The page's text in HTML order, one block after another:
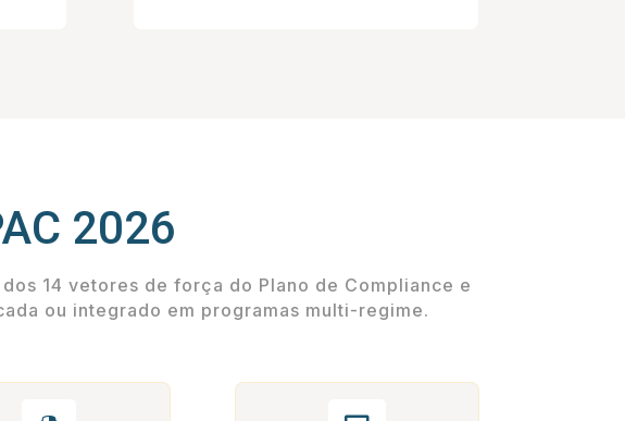
2026
14 vetores de força do Plano de Compliance e
ou integrado em programas multi-regime.